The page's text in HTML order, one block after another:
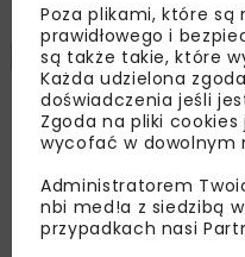
DROGI KOLEJ TUNELE
PORR
PORR S.A.
Poza plikami, które są
prawidłowego i
są także takie, które
Każda udzielona
doświadczenia jeśli
Zgoda na pliki
wycofać w dowolnym
Administratorem
nbi med!a z siedzibą
przypadkach nasi